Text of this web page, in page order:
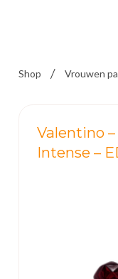
Shop Vrouwen
Valentino
Intense –